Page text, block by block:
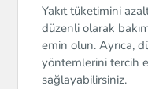
Yakıt tüketimini
düzenli olarak
emin olun. Ayrıca,
yöntemlerini tercih
sağlayabilirsiniz.